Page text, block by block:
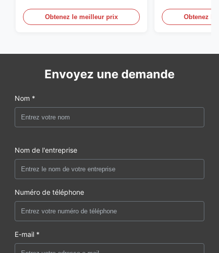
LED
Obtenez le meilleur prix Obtenez
Envoyez une demande
Nom *
Nom de l'entreprise
Numéro de téléphone
E-mail *